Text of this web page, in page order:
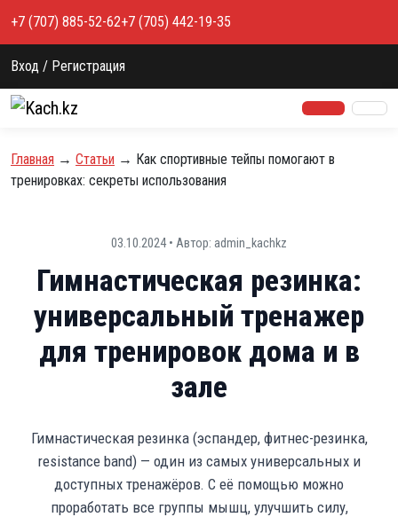
+7 (707) 885-52-62+7 (705) 442-19-35
Вход / Регистрация
Главная → Статьи → Как спортивные тейпы помогают в
тренировках: секреты использования
03.10.2024 • Автор: admin_kachkz
Гимнастическая резинка:
универсальный тренажер
для тренировок дома и в
зале
Гимнастическая резинка (эспандер, фитнес-резинка,
resistance band) — один из самых универсальных и
доступных тренажёров. С её помощью можно
проработать все группы мышц, улучшить силу,